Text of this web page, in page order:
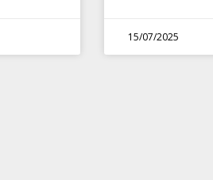
15/07/2025